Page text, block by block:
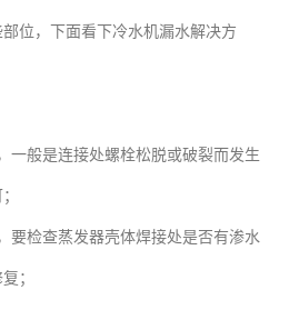
位，下面看下冷水机漏水解决方
一般是连接处螺栓松脱或破裂而发生
要检查蒸发器壳体焊接处是否有渗水
；